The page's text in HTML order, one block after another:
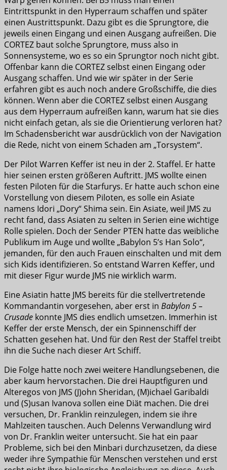
Eintrittspunkt in den Hyperraum schaffen und später
einen Austrittspunkt. Dazu gibt es die Sprungtore, die
jeweils einen Eingang und einen Ausgang aufreißen. Die
CORTEZ baut solche Sprungtore, muss also in
Sonnensysteme, wo es so ein Sprungtor noch nicht gibt.
Offenbar kann die CORTEZ selbst einen Eingang oder
Ausgang schaffen. Und wie wir später in der Serie
erfahren gibt es auch noch andere Großschiffe, die dies
können. Wenn aber die CORTEZ selbst einen Ausgang
aus dem Hyperraum aufreißen kann, warum hat sie dies
nicht einfach getan, als sie die Orientierung verloren hat?
Im Schadensbericht war ausdrücklich von der Navigation
die Rede, nicht von einem Schaden am „Torsystem“.
Der Pilot Warren Keffer ist neu in der 2. Staffel. Er hatte
hier seinen ersten größeren Auftritt. JMS wollte einen
festen Piloten für die Starfurys. Er hatte auch schon eine
Vorstellung von diesem Piloten, es solle ein Asiate
namens Idori „Dory“ Shima sein. Ein Asiate, weil JMS zu
recht fand, dass Asiaten zu selten in Serien eine wichtige
Rolle spielen. Doch der Sender PTEN hatte das weibliche
Publikum im Auge und wollte „Babylon 5’s Han Solo“,
jemanden, für den auch Frauen einschalten und mit dem
sich Kids identifizieren. So entstand Warren Keffer, und
mit dieser Figur wurde JMS nie wirklich warm.
Eine Asiatin hatte JMS bereits für die stellvertretende
Kommandantin vorgesehen, aber erst in Babylon 5 –
Crusade konnte JMS dies endlich umsetzen. Immerhin ist
Keffer der erste Mensch, der ein Spinnenschiff der
Schatten gesehen hat. Und für den Rest der Staffel treibt
ihn die Suche nach dieser Art Schiff.
Die Folge hatte noch zwei weitere Handlungsebenen, die
aber kaum hervorstachen. Die drei Hauptfiguren und
Alteregos von JMS (J)ohn Sheridan, (M)ichael Garibaldi
und (S)usan Ivanova sollen eine Diät machen. Die drei
versuchen, Dr. Franklin reinzulegen, indem sie ihre
Mahlzeiten tauschen. Auch Delenns Verwandlung wird
von Dr. Franklin weiter untersucht. Sie hat ein paar
Probleme, sich bei den Minbari durchzusetzen, da diese
weder ihre Sympathie für Menschen verstehen und erst